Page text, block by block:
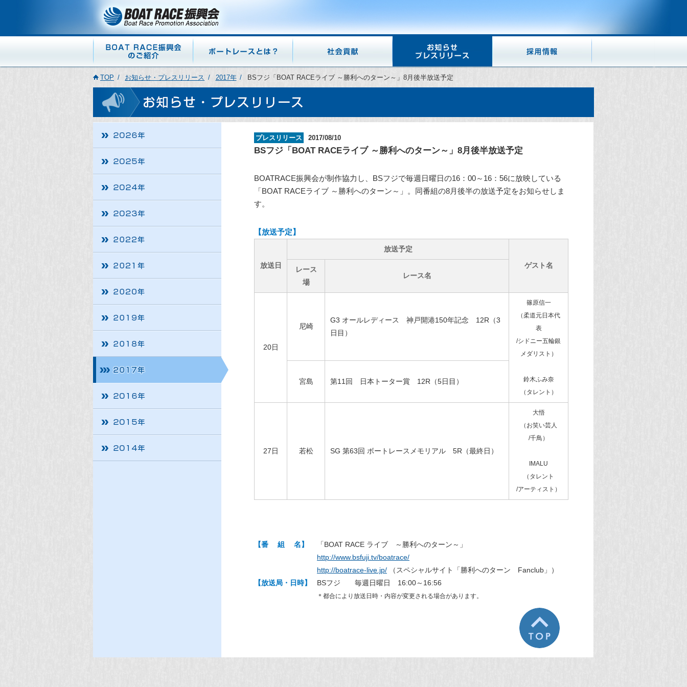
TOP お知らせ・プレスリリース 2017年 BSフジ「BOAT RACEライブ ～勝利へのターン～」8月後半放送予定
プレスリリース 2017/08/10
BSフジ「BOAT RACEライブ ～勝利へのターン～」8月後半放送予定
BOATRACE振興会が制作協力し、BSフジで毎週日曜日の16：00～16：56に放映している
「BOAT RACEライブ ～勝利へのターン～」。同番組の8月後半の放送予定をお知らせしま
す。
【放送予定】
放送日
放送予定
ゲスト名
レース
場
レース名
20日
尼崎
G3 オールレディース 神戸開港150年記念 12R（3
日目）
篠原信一
（柔道元日本代
表
/シドニー五輪銀
メダリスト）
鈴木ふみ奈
（タレント）
宮島 第11回 日本トーター賞 12R（5日目）
27日 若松 SG 第63回 ボートレースメモリアル 5R（最終日）
大悟
（お笑い芸人
/千鳥）
IMALU
（タレント
/アーティスト）
【番 組 名】
「BOAT RACE ライブ ～勝利へのターン～」
http://www.bsfuji.tv/boatrace/
http://boatrace-live.jp/ （スペシャルサイト「勝利へのターン Fanclub」）
【放送局・日時】
BSフジ 毎週日曜日 16:00～16:56
＊都合により放送日時・内容が変更される場合があります。